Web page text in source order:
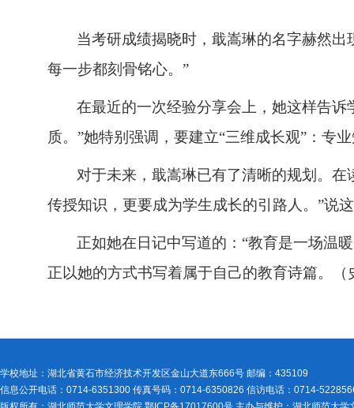
当考研成绩揭晓时，戢嵩琳的名字赫然
每一步都刻骨铭心。”
在最近的一次经验分享会上，她这样告诉
质。”她特别强调，要建立“三维成长观”：专
对于未来，戢嵩琳已有了清晰的规划。
传授知识，更要成为学生成长的引路人。”说
正如她在日记中写道的： “教育是一场温
正以她的方式书写着属于自己的教育诗篇。（
学校地址：湖北省黄石市经济技术开发区金山大道东666号 邮编：435109
信息公开电话：0714-6351300 传真号码：0714-6350826 信访电话：0714-